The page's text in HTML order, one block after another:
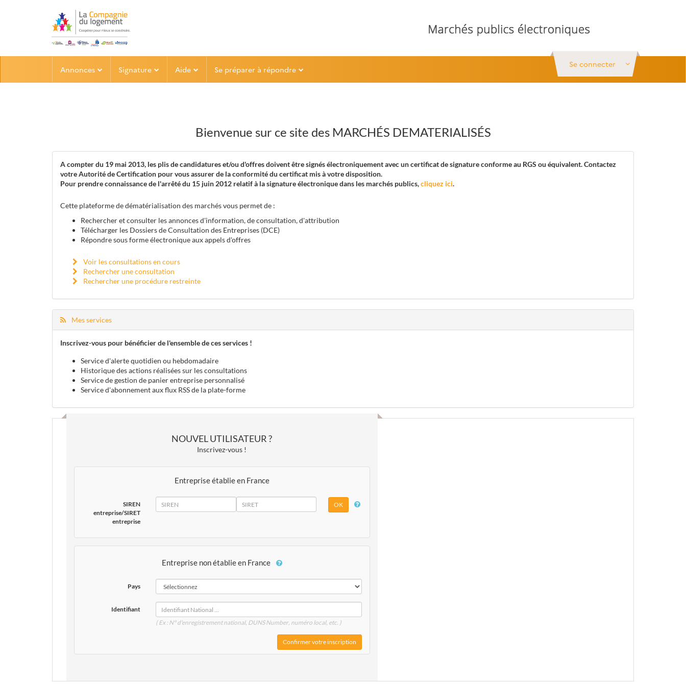
Se connecter
Annonces Signature Aide Se préparer à répondre
Bienvenue sur ce site des MARCHÉS DEMATERIALISÉS
A compter du 19 mai 2013, les plis de candidatures et/ou d'offres doivent être signés électroniquement avec un certificat de signature conforme au RGS ou équivalent. Contactez
votre Autorité de Certification pour vous assurer de la conformité du certificat mis à votre disposition.
Pour prendre connaissance de l'arrêté du 15 juin 2012 relatif à la signature électronique dans les marchés publics,cliquez ici.
Cette plateforme de dématérialisation des marchés vous permet de :
Rechercher et consulter les annonces d'information, de consultation, d'attribution
Télécharger les Dossiers de Consultation des Entreprises (DCE)
Répondre sous forme électronique aux appels d'offres
Voir les consultations en cours
Rechercher une consultation
Rechercher une procédure restreinte
Mes services
Inscrivez-vous pour bénéficier de l'ensemble de ces services !
Service d'alerte quotidien ou hebdomadaire
Historique des actions réalisées sur les consultations
Service de gestion de panier entreprise personnalisé
Service d'abonnement aux flux RSS de la plate-forme
NOUVEL UTILISATEUR ?
Inscrivez-vous !
Entreprise établie en France
SIREN
entreprise/SIRET
entreprise
SIREN
SIRET
Entreprise non établie en France
Pays
Identifiant
( Ex : N° d'enregistrement national, DUNSNumber, numéro local, etc. )